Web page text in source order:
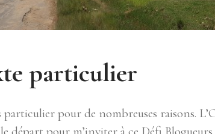
particulier
pour de nombreuses raisons.